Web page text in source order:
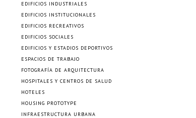
EDIFICIOS INDUSTRIALES
EDIFICIOS INSTITUCIONALES
EDIFICIOS RECREATIVOS
EDIFICIOS SOCIALES
EDIFICIOS Y ESTADIOS DEPORTIVOS
ESPACIOS DE TRABAJO
FOTOGRAFÍA DE ARQUITECTURA
HOSPITALES Y CENTROS DE SALUD
HOTELES
HOUSING PROTOTYPE
INFRAESTRUCTURA URBANA